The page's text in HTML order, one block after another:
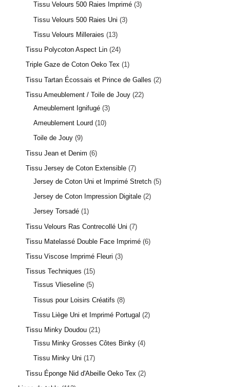
Tissu Velours 500 Raies Imprimé 3
Tissu Velours 500 Raies Uni 3
Tissu Velours Milleraies
13
Tissu Polycoton Aspect Lin 24
Triple Gaze de Coton Oeko Tex
1
Tissu Tartan Écossais et Prince de Galles
2
Tissu Ameublement / Toile de Jouy 22
Ameublement Ignifugé 3
Ameublement Lourd
10
Toile de Jouy 9
Tissu Jean et Denim 6
Tissu Jersey de Coton Extensible 7
Jersey de Coton Uni et Imprimé Stretch 5
Jersey de Coton Impression Digitale 2
Jersey Torsadé 1
Tissu Velours Ras Contrecollé Uni 7
Tissu Matelassé Double Face Imprimé 6
Tissu Viscose Imprimé Fleuri 3
Tissus Techniques
15
Tissus Vlieseline 5
Tissus pour Loisirs Créatifs 8
Tissu Liège Uni et Imprimé Portugal
2
Tissu Minky Doudou 21
Tissu Minky Grosses Côtes Binky 4
Tissu Minky Uni
17
Tissu Éponge Nid d'Abeille Oeko Tex
2